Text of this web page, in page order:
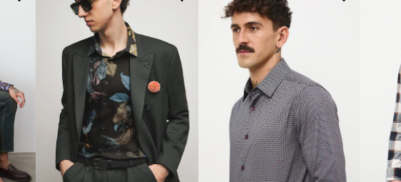
młodzieńczych, kiedy
ogranicza się do
alchemią, folklorem
Tworzy dzieła
ceremonialnych strojów.
w których człowiek i
symboli, które
są pełne detali,
zachęcają do
w głąb siebie.
sylwetki, ale nie